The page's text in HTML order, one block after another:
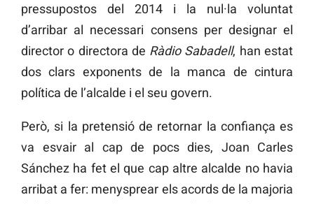
pressupostos del 2014 i la nul·la voluntat
d’arribar al necessari consens per designar el
director o directora de Ràdio Sabadell, han estat
dos clars exponents de la manca de cintura
política de l’alcalde i el seu govern.
Però, si la pretensió de retornar la confiança es
va esvair al cap de pocs dies, Joan Carles
Sánchez ha fet el que cap altre alcalde no havia
arribat a fer: menysprear els acords de la majoria